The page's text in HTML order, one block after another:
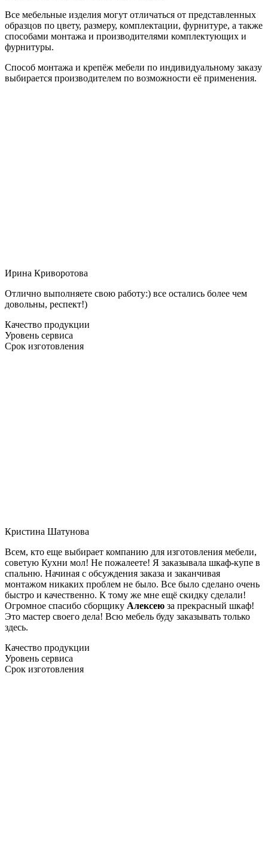
Все мебельные изделия могут отличаться от представленных
образцов по цвету, размеру, комплектации, фурнитуре, а также
способами монтажа и производителями комплектующих и
фурнитуры.
Способ монтажа и крепёж мебели по индивидуальному заказу
выбирается производителем по возможности её применения.
Ирина Криворотова
Отлично выполняете свою работу:) все остались более чем
довольны, респект!)
Качество продукции
Уровень сервиса
Срок изготовления
Кристина Шатунова
Всем, кто еще выбирает компанию для изготовления мебели,
советую Кухни мол! Не пожалеете! Я заказывала шкаф-купе в
спальню. Начиная с обсуждения заказа и заканчивая
монтажом никаких проблем не было. Все было сделано очень
быстро и качественно. К тому же мне ещё скидку сделали!
Огромное спасибо сборщику Алексею за прекрасный шкаф!
Это мастер своего дела! Всю мебель буду заказывать только
здесь.
Качество продукции
Уровень сервиса
Срок изготовления